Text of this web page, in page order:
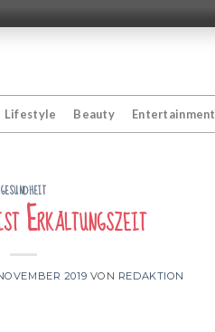
Lifestyle Beauty Entertainment
GESUNDHEIT
Erkältungszeit
2019 VON REDAKTION